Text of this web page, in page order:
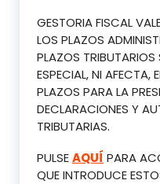
GESTORIA FISCAL
LOS PLAZOS
PLAZOS
ESPECIAL, NI AFECTA,
PLAZOS PARA LA
DECLARACIONES Y
TRIBUTARIAS.
PULSEAQUÍ PARA
QUE INTRODUCE